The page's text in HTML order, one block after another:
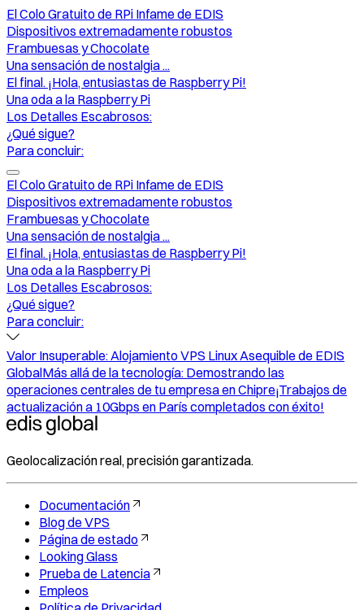
El Colo Gratuito de RPi Infame de EDIS
Dispositivos extremadamente robustos
Frambuesas y Chocolate
Una sensación de nostalgia ...
El final. ¡Hola, entusiastas de Raspberry Pi!
Una oda a la Raspberry Pi
Los Detalles Escabrosos:
¿Qué sigue?
Para concluir:
El Colo Gratuito de RPi Infame de EDIS
Dispositivos extremadamente robustos
Frambuesas y Chocolate
Una sensación de nostalgia ...
El final. ¡Hola, entusiastas de Raspberry Pi!
Una oda a la Raspberry Pi
Los Detalles Escabrosos:
¿Qué sigue?
Para concluir:
Valor Insuperable: Alojamiento VPS Linux Asequible de EDIS
GlobalMás allá de la tecnología: Demostrando las
operaciones centrales de tu empresa en Chipre¡Trabajos de
actualización a 10Gbps en París completados con éxito!
Geolocalización real, precisión garantizada.
Documentación
Blog de VPS
Página de estado
Looking Glass
Prueba de Latencia
Empleos